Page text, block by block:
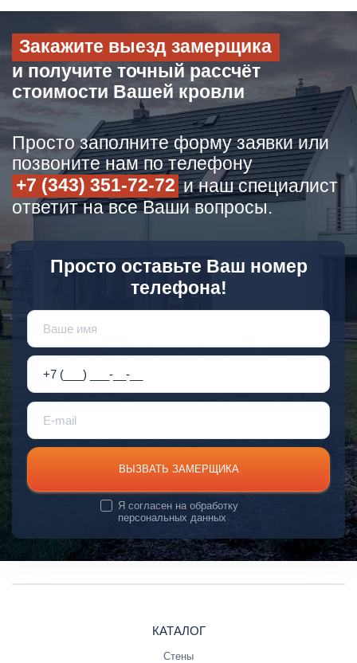
Закажите выезд замерщика
и получите точный рассчёт
стоимости Вашей кровли
Просто заполните форму заявки или
позвоните нам по телефону
+7 (343) 351-72-72 и наш специалист
ответит на все Ваши вопросы.
Просто оставьте Ваш номер
телефона!
ВЫЗВАТЬ ЗАМЕРЩИКА
Я согласен наобработку
персональных данных
КАТАЛОГ
Стены